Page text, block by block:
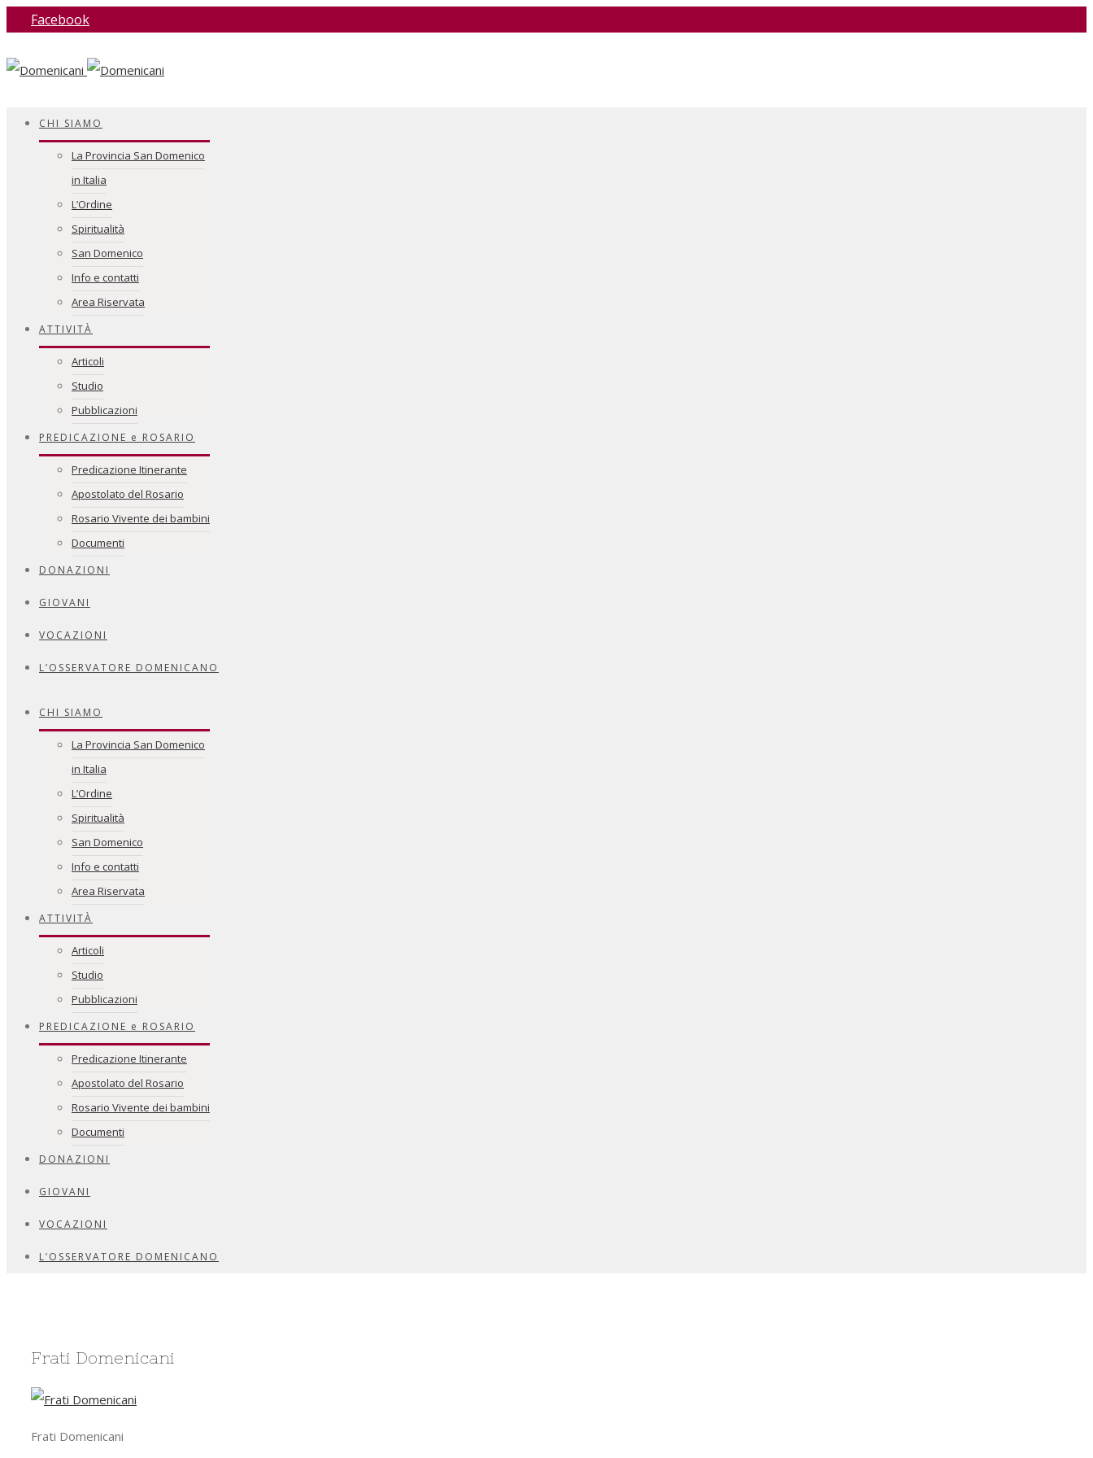
Facebook
CHI SIAMO
La Provincia San Domenico
in Italia
L’Ordine
Spiritualità
San Domenico
Info e contatti
Area Riservata
ATTIVITÀ
Articoli
Studio
Pubblicazioni
PREDICAZIONE e ROSARIO
Predicazione Itinerante
Apostolato del Rosario
Rosario Vivente dei bambini
Documenti
DONAZIONI
GIOVANI
VOCAZIONI
L’OSSERVATORE DOMENICANO
CHI SIAMO
La Provincia San Domenico
in Italia
L’Ordine
Spiritualità
San Domenico
Info e contatti
Area Riservata
ATTIVITÀ
Articoli
Studio
Pubblicazioni
PREDICAZIONE e ROSARIO
Predicazione Itinerante
Apostolato del Rosario
Rosario Vivente dei bambini
Documenti
DONAZIONI
GIOVANI
VOCAZIONI
L’OSSERVATORE DOMENICANO
Frati Domenicani
Frati Domenicani